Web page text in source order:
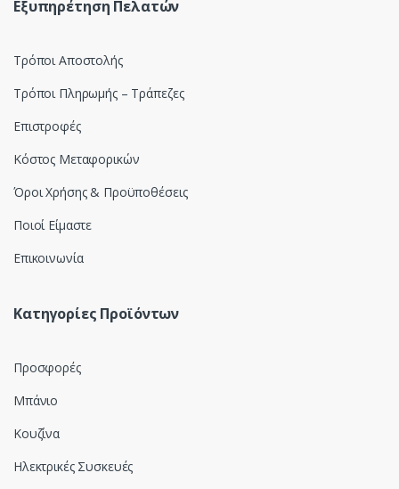
Εξυπηρέτηση Πελατών
Τρόποι Αποστολής
Τρόποι Πληρωμής – Τράπεζες
Επιστροφές
Κόστος Μεταφορικών
Όροι Χρήσης & Προϋποθέσεις
Ποιοί Είμαστε
Επικοινωνία
Κατηγορίες Προϊόντων
Προσφορές
Μπάνιο
Κουζίνα
Ηλεκτρικές Συσκευές